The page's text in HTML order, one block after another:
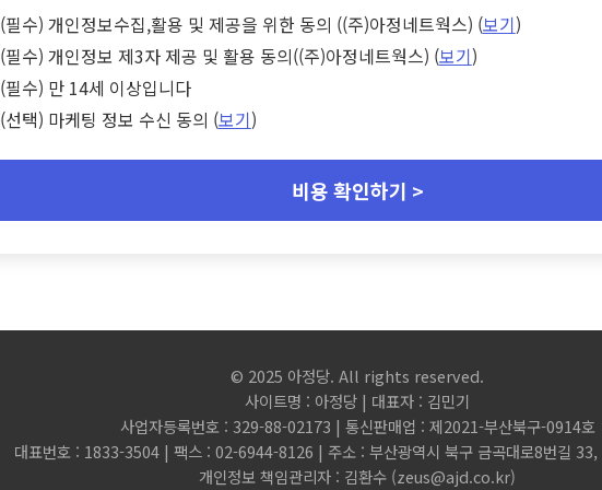
(필수) 개인정보수집,활용 및 제공을 위한 동의 ((주)아정네트웍스) (보기)
(필수) 개인정보 제3자 제공 및 활용 동의((주)아정네트웍스) (보기)
(필수) 만 14세 이상입니다
(선택) 마케팅 정보 수신 동의 (보기)
비용 확인하기 >
© 2025 아정당. All rights reserved.
사이트명 : 아정당 | 대표자 : 김민기
사업자등록번호 : 329-88-02173 | 통신판매업 : 제2021-부산북구-0914호
대표번호 : 1833-3504 | 팩스 : 02-6944-8126 | 주소 : 부산광역시 북구 금곡대로8번길 33,
개인정보 책임관리자 : 김환수 (zeus@ajd.co.kr)